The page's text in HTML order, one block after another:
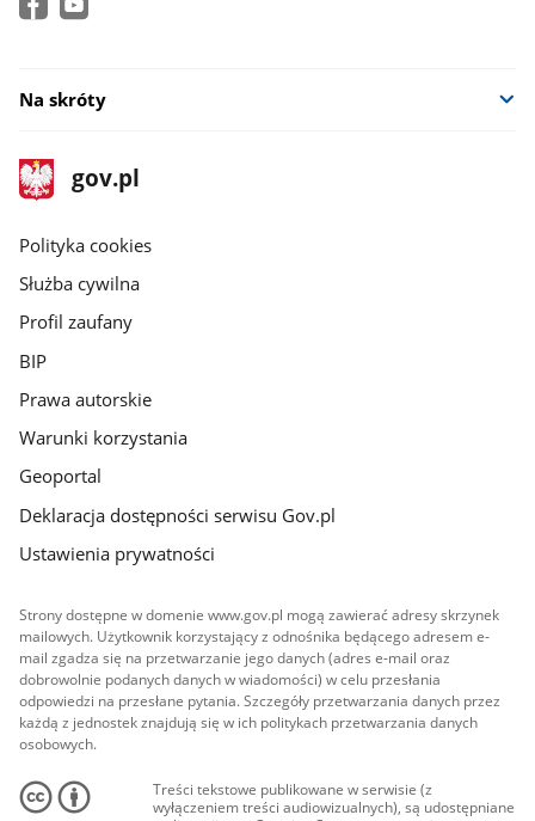
Na skróty
stopka
gov.pl
Strona
gov.pl
gov.pl
Polityka cookies
Służba cywilna
Profil zaufany
BIP
Prawa autorskie
Warunki korzystania
Geoportal
Deklaracja dostępności serwisu Gov.pl
Ustawienia prywatności
Strony dostępne w domenie www.gov.pl mogą zawierać adresy skrzynek
mailowych. Użytkownik korzystający z odnośnika będącego adresem e-
mail zgadza się na przetwarzanie jego danych (adres e-mail oraz
dobrowolnie podanych danych w wiadomości) w celu przesłania
odpowiedzi na przesłane pytania. Szczegóły przetwarzania danych przez
każdą z jednostek znajdują się w ich politykach przetwarzania danych
osobowych.
Treści tekstowe publikowane w serwisie (z
wyłączeniem treści audiowizualnych), są udostępniane